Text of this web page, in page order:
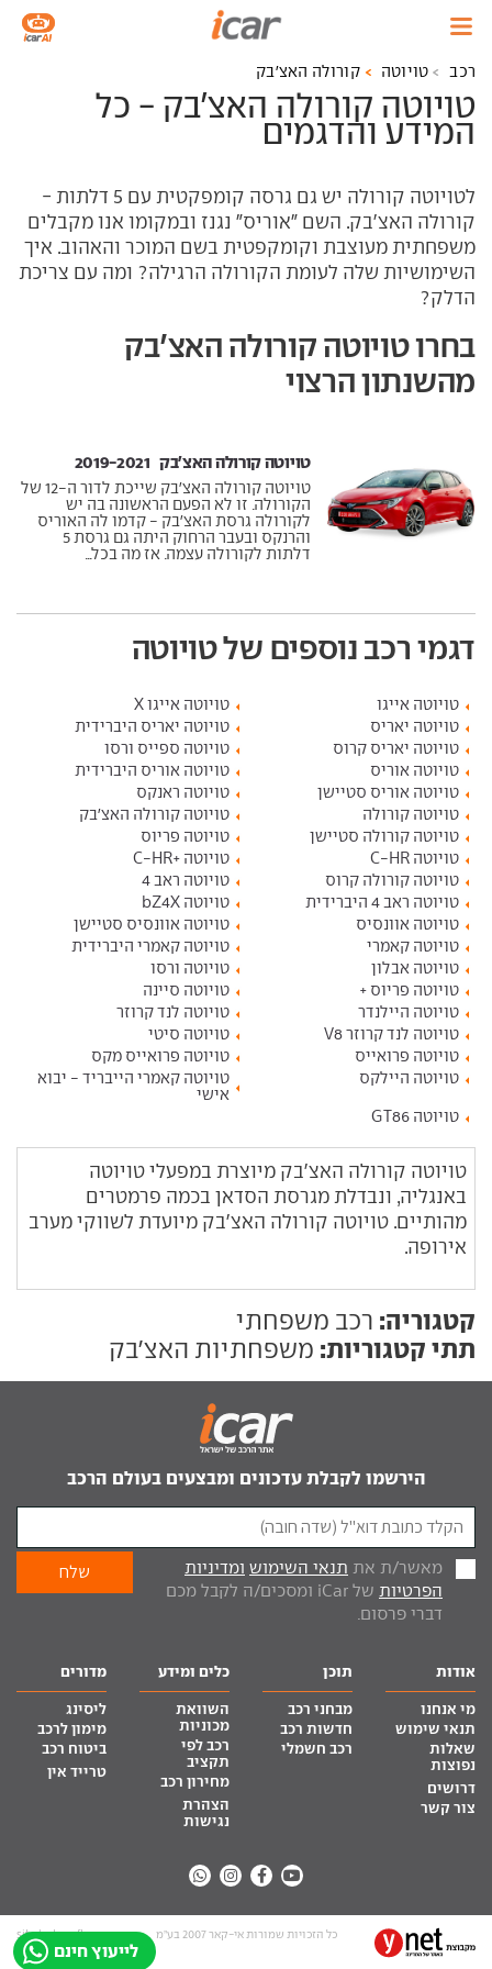
רכב טויוטה קורולה האצ'בק
טויוטה קורולה האצ'בק - כל
המידע והדגמים
לטויוטה קורולה יש גם גרסה קומפקטית עם 5 דלתות -
קורולה האצ'בק. השם "אוריס" נגנז ובמקומו אנו מקבלים
משפחתית מעוצבת וקומקפטית בשם המוכר והאהוב. איך
השימושיות שלה לעומת הקורולה הרגילה? ומה עם צריכת
הדלק?
בחרו טויוטה קורולה האצ'בק
מהשנתון הרצוי
טויוטה קורולה האצ'בק ‏ 2019-2021
טויוטה קורולה האצ'בק שייכת לדור ה-12 של
הקורולה. זו לא הפעם הראשונה בה יש
לקורולה גרסת האצ'בק - קדמו לה האוריס
והרנקס ובעבר הרחוק היתה גם גרסת 5
דלתות לקורולה עצמה. אז מה בכל...
דגמי רכב נוספים של טויוטה
טויוטה אייגו
טויוטה אייגו X
טויוטה יאריס
טויוטה יאריס היברידית
טויוטה יאריס קרוס
טויוטה ספייס ורסו
טויוטה אוריס
טויוטה אוריס היברידית
טויוטה אוריס סטיישן
טויוטה ראנקס
טויוטה קורולה
טויוטה קורולה האצ'בק
טויוטה קורולה סטיישן
טויוטה פריוס
טויוטה C-HR
טויוטה +C-HR
טויוטה קורולה קרוס
טויוטה ראב 4
טויוטה ראב 4 היברידית
טויוטה bZ4X
טויוטה אוונסיס
טויוטה אוונסיס סטיישן
טויוטה קאמרי
טויוטה קאמרי היברידית
טויוטה אבלון
טויוטה ורסו
טויוטה פריוס +
טויוטה סיינה
טויוטה היילנדר
טויוטה לנד קרוזר
טויוטה לנד קרוזר V8
טויוטה סיטי
טויוטה פרואייס
טויוטה פרואייס מקס
טויוטה היילקס
טויוטה קאמרי הייבריד - יבוא
אישי
טויוטה GT86
טויוטה קורולה האצ'בק מיוצרת במפעלי טויוטה
באנגליה, ונבדלת מגרסת הסדאן בכמה פרמטרים
מהותיים. טויוטה קורולה האצ'בק מיועדת לשווקי מערב
אירופה.
קטגוריה: רכב משפחתי
תתי קטגוריות: משפחתיות האצ'בק
לייעוץ חינם
הירשמו לקבלת עדכונים ומבצעים בעולם הרכב
מאשר/ת את תנאי השימוש ומדיניות
הפרטיות
של iCar ומסכים/ה לקבל מכם
דברי פרסום.
אודות
מי אנחנו
תנאי שימוש
שאלות
נפוצות
דרושים
צור קשר
תוכן
מבחני רכב
חדשות רכב
רכב חשמלי
כלים ומידע
השוואת
מכוניות
רכב לפי
תקציב
מחירון רכב
הצהרת
נגישות
מדורים
ליסינג
מימון לרכב
ביטוח רכב
טרייד אין
כל הזכויות שמורות אי-קאר 2007 בע”מ site by tq.soft